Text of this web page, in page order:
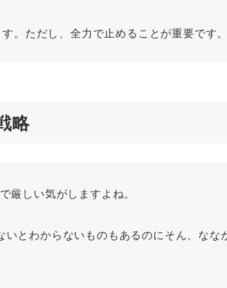
。ただし、全力で止めることが重要です。
略
厳しい気がしますよね。
とわからないものもあるのにそん、な